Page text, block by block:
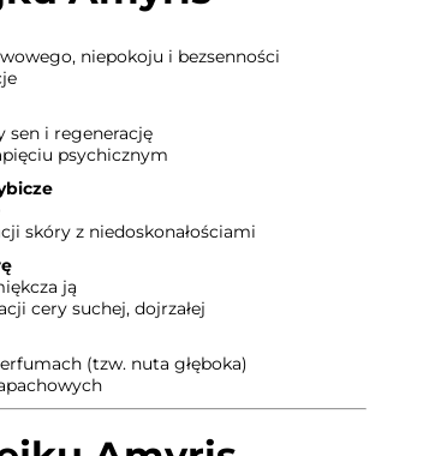
niepokoju i bezsenności
sen i regenerację
psychicznym
skóry z niedoskonałościami
ją
cery suchej, dojrzałej
(tzw. nuta głęboka)